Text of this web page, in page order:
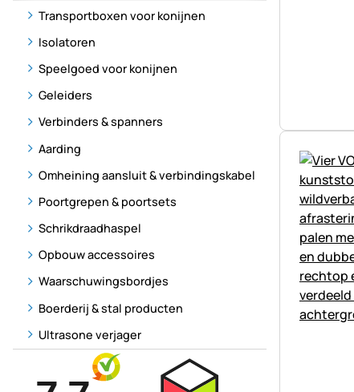
Transportboxen voor konijnen
Isolatoren
Speelgoed voor konijnen
Geleiders
Verbinders & spanners
Aarding
Omheining aansluit & verbindingskabel
Poortgrepen & poortsets
Schrikdraadhaspel
Opbouw accessoires
Waarschuwingsbordjes
Boerderij & stal producten
Ultrasone verjager